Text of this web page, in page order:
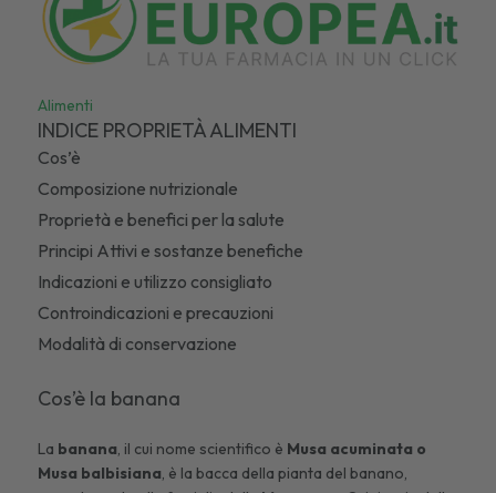
Alimenti
INDICE PROPRIETÀ ALIMENTI
Cos’è
Composizione nutrizionale
Proprietà e benefici per la salute
Principi Attivi e sostanze benefiche
Indicazioni e utilizzo consigliato
Controindicazioni e precauzioni
Modalità di conservazione
Cos’è la banana
La banana, il cui nome scientifico è Musa acuminata o
Musa balbisiana, è la bacca della pianta del banano,